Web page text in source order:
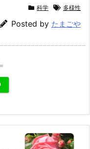
科学 多様性
Posted by たまごや